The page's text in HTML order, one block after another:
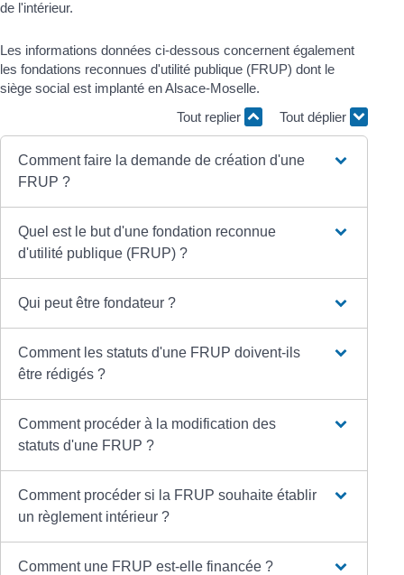
de l'intérieur.
Les informations données ci-dessous concernent également
les fondations reconnues d'utilité publique (FRUP) dont le
siège social est implanté en Alsace-Moselle.
Tout replier
Tout déplier
Comment faire la demande de création d'une
FRUP ?
Quel est le but d'une fondation reconnue
d'utilité publique (FRUP) ?
Qui peut être fondateur ?
Comment les statuts d'une FRUP doivent-ils
être rédigés ?
Comment procéder à la modification des
statuts d'une FRUP ?
Comment procéder si la FRUP souhaite établir
un règlement intérieur ?
Comment une FRUP est-elle financée ?